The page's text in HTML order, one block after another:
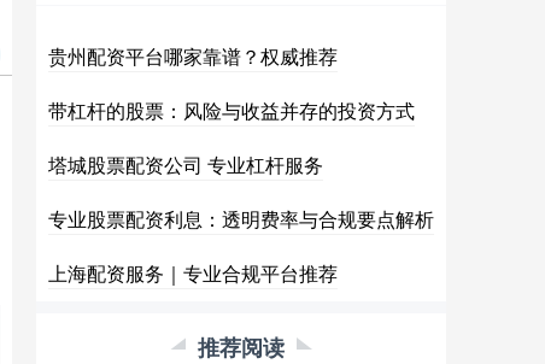
贵州配资平台哪家靠谱？权威推荐
带杠杆的股票：风险与收益并存的投资方式
塔城股票配资公司 专业杠杆服务
专业股票配资利息：透明费率与合规要点解析
上海配资服务｜专业合规平台推荐
推荐阅读